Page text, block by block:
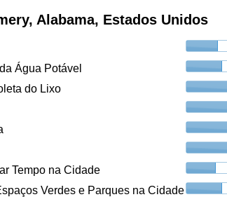
Alabama, Estados Unidos
Água Potável
do Lixo
Tempo na Cidade
Verdes e Parques na Cidade